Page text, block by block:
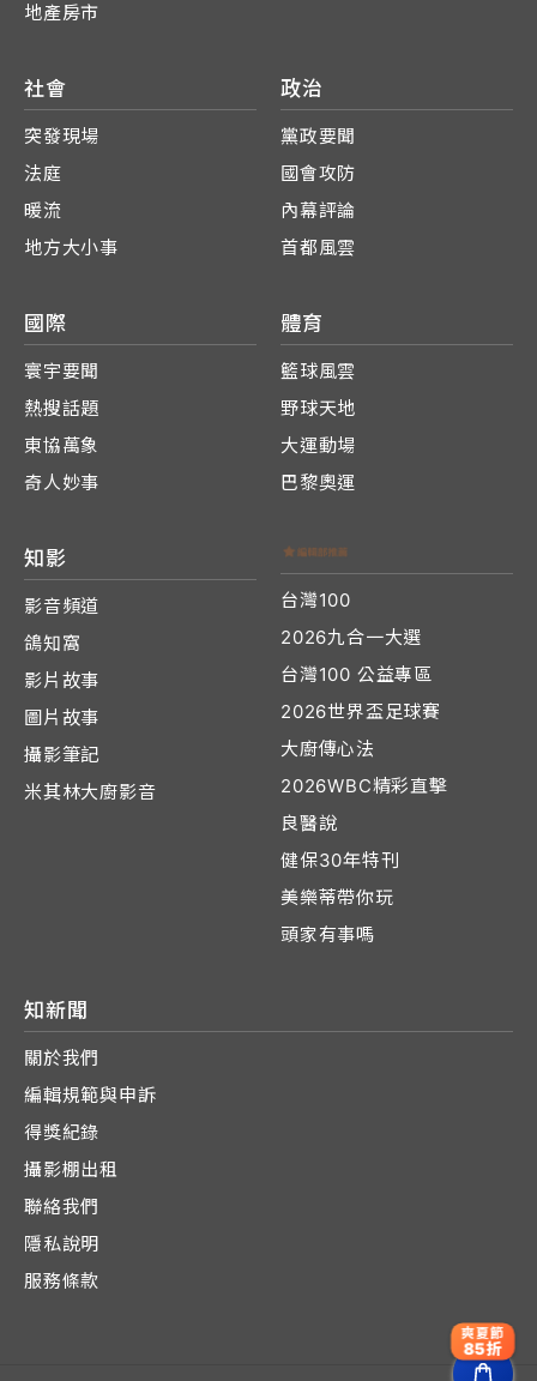
地產房市
社會
突發現場
法庭
暖流
地方大小事
政治
黨政要聞
國會攻防
內幕評論
首都風雲
國際
寰宇要聞
熱搜話題
東協萬象
奇人妙事
體育
籃球風雲
野球天地
大運動場
巴黎奧運
知影
影音頻道
鴿知窩
影片故事
圖片故事
攝影筆記
米其林大廚影音
台灣100
2026九合一大選
台灣100 公益專區
2026世界盃足球賽
大廚傳心法
2026WBC精彩直擊
良醫說
健保30年特刊
美樂蒂帶你玩
頭家有事嗎
知新聞
關於我們
編輯規範與申訴
得獎紀錄
攝影棚出租
聯絡我們
隱私說明
服務條款
爽夏節
85折